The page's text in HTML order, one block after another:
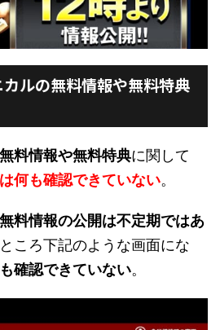
ルの無料情報や無料特典
料情報や無料特典に関して
何も確認できていない。
料情報の公開は不定期ではあ
ころ下記のような画面にな
確認できていない。